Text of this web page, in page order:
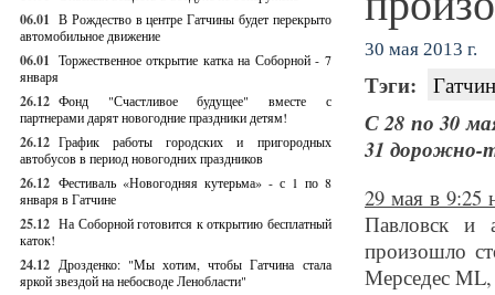
06.01 В Рождество в центре Гатчины будет перекрыто
автомобильное движение
06.01 Торжественное открытие катка на Соборной - 7
января
26.12 Фонд "Счастливое будущее" вместе с
партнерами дарят новогодние праздники детям!
26.12 График работы городских и пригородных
автобусов в период новогодних праздников
26.12 Фестиваль «Новогодняя кутерьма» - с 1 по 8
января в Гатчине
25.12 На Соборной готовится к открытию бесплатный
каток!
24.12 Дрозденко: "Мы хотим, чтобы Гатчина стала
яркой звездой на небосводе Ленобласти"
30 мая 2013 г.
Тэги:
С 28 по 30
31 дорожно-
29 мая в 9:25
Павловск и
произошло
Мерседес